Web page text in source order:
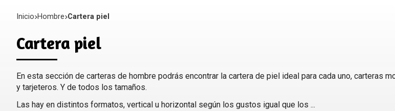
Inicio hombre Cartera piel
Cartera piel
En esta sección de carteras de hombre podrás encontrar la cartera de piel ideal para cada uno, carteras
y tarjeteros. Y de todos los tamaños.
Las hay en distintos formatos, vertical u horizontal según los gustos igual que los ...